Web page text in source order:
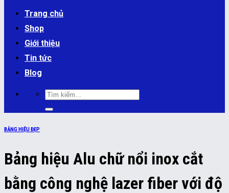
Trang chủ
Shop
Giới thiệu
Tin tức
Blog
Tìm
kiếm:
BẢNG HIỆU ĐẸP
Bảng hiệu Alu chữ nổi inox cắt
bằng công nghệ lazer fiber với độ